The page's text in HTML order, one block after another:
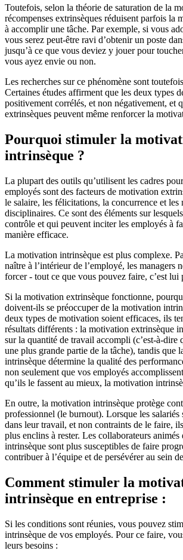
Toutefois, selon la théorie de saturation de la
récompenses extrinsèques réduisent parfois la
à accomplir une tâche. Par exemple, si vous
vous serez peut-être ravi d’obtenir un poste
jusqu’à ce que vous deviez y jouer pour
vous ayez envie ou non.
Les recherches sur ce phénomène sont
Certaines études affirment que les deux types
positivement corrélés, et non négativement, et
extrinsèques peuvent même renforcer la
Pourquoi stimuler la
intrinsèque ?
La plupart des outils qu’utilisent les cadres
employés sont des facteurs de motivation
le salaire, les félicitations, la concurrence et les
disciplinaires. Ce sont des éléments sur
contrôle et qui peuvent inciter les employés à
manière efficace.
La motivation intrinsèque est plus complexe.
naître à l’intérieur de l’employé, les managers
forcer - tout ce que vous pouvez faire, c’est lui
Si la motivation extrinsèque fonctionne,
doivent-ils se préoccuper de la motivation
deux types de motivation soient efficaces, ils
résultats différents : la motivation extrinsèque
sur la quantité de travail accompli (c’est-à-dire
une plus grande partie de la tâche), tandis que
intrinsèque détermine la qualité des
non seulement que vos employés
qu’ils le fassent au mieux, la motivation
En outre, la motivation intrinsèque protège
professionnel (le burnout). Lorsque les salariés
dans leur travail, et non contraints de le faire,
plus enclins à rester. Les collaborateurs animés
intrinsèque sont plus susceptibles de faire
contribuer à l’équipe et de persévérer au sein
Comment stimuler la
intrinsèque en entreprise :
Si les conditions sont réunies, vous pouvez
intrinsèque de vos employés. Pour ce faire,
leurs besoins :